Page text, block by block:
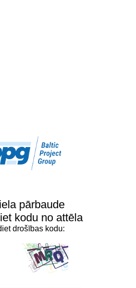
pārbaude
kodu no attēla
drošības kodu: